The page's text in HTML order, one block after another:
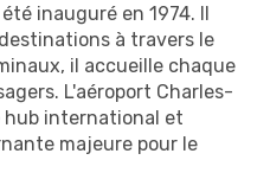
inauguré en 1974. Il
à travers le
il accueille chaque
L'aéroport Charles-
hub international et
majeure pour le